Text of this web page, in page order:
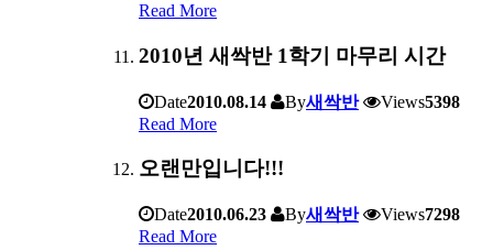
Read More
2010년 새싹반 1학기 마무리 시간
Date2010.08.14 By새싹반 Views5398
Read More
오랜만입니다!!!
Date2010.06.23 By새싹반 Views7298
Read More